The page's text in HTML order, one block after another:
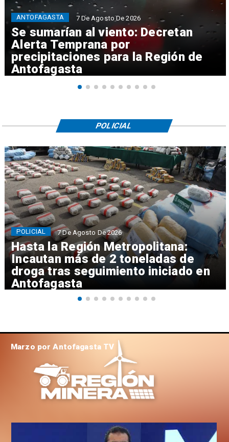
Se sumarían al viento: Decretan
Alerta Temprana por
precipitaciones para la Región de
Antofagasta
ANTOFAGASTA 7 De Agosto De 2026
Hasta la Región Metropolitana:
Incautan más de 2 toneladas de
droga tras seguimiento iniciado en
Antofagasta
POLICIAL 7 De Agosto De 2026
POLICIAL
Marzo por Antofagasta TV